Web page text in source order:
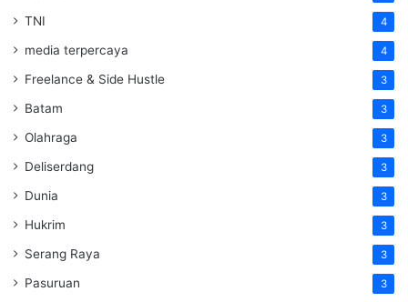
TNI 4
media terpercaya 4
Freelance & Side Hustle 3
Batam 3
Olahraga 3
Deliserdang 3
Dunia 3
Hukrim 3
Serang Raya 3
Pasuruan 3